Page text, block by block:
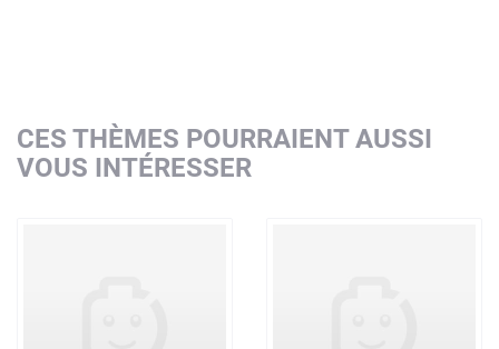
CES THÈMES POURRAIENT AUSSI
VOUS INTÉRESSER